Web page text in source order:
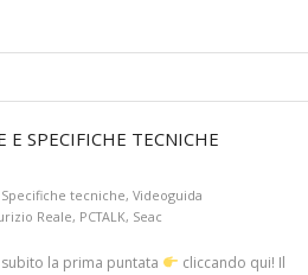
E SPECIFICHE TECNICHE
Specifiche tecniche, Videoguida
Reale, PCTALK, Seac
la prima puntata cliccando qui! Il